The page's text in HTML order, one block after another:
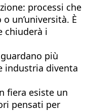
processi che
un’università. È
chiuderà i
più
industria diventa
fiera esiste un
pensati per